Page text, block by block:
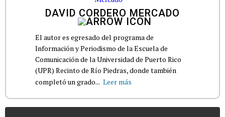
DAVID CORDERO MERCADO
El autor es egresado del programa de
Información y Periodismo de la Escuela de
Comunicación de la Universidad de Puerto Rico
(UPR) Recinto de Río Piedras, donde también
completó un grado... Leer más